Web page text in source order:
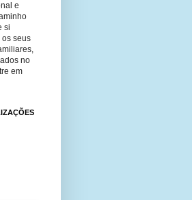
e
si
os seus
no
em